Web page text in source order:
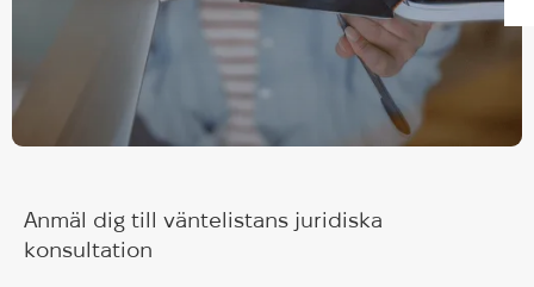
Anmäl dig till väntelistans juridiska
konsultation